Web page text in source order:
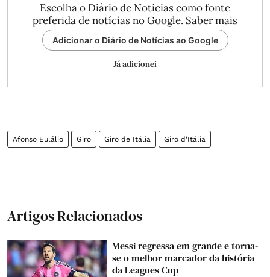
Escolha o Diário de Notícias como fonte
preferida de notícias no Google. Saber mais
Adicionar o Diário de Notícias ao Google
Já adicionei
Afonso Eulálio Giro Giro de Itália Giro d'Itália
Artigos Relacionados
Messi regressa em grande e torna-
se o melhor marcador da história
da Leagues Cup